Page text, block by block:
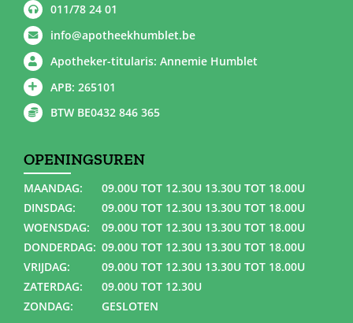
011/78 24 01
info@apotheekhumblet.be
Apotheker-titularis: Annemie Humblet
APB: 265101
BTW BE0432 846 365
OPENINGSUREN
MAANDAG:
09.00U TOT 12.30U 13.30U TOT 18.00U
DINSDAG:
09.00U TOT 12.30U 13.30U TOT 18.00U
WOENSDAG:
09.00U TOT 12.30U 13.30U TOT 18.00U
DONDERDAG: 09.00U TOT 12.30U 13.30U TOT 18.00U
VRIJDAG:
09.00U TOT 12.30U 13.30U TOT 18.00U
ZATERDAG:
09.00U TOT 12.30U
ZONDAG:
GESLOTEN